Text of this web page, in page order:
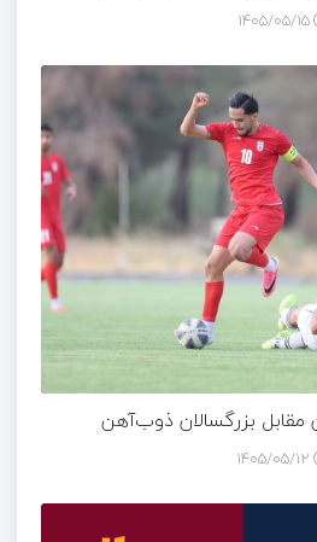
۱۴۰۵/۰۵/۱۵
بزرگسالان ذوب‌آهن
۱۴۰۵/۰۵/۱۲